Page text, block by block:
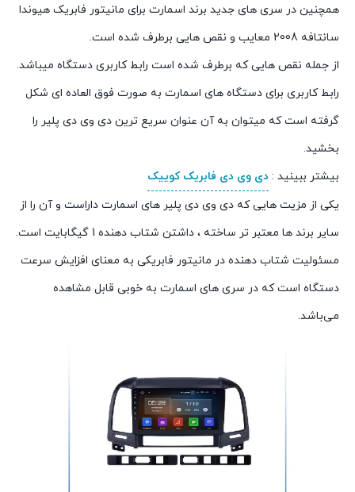
همچنین در سری های جدید برند اسمارت برای مانیتور فابریک هیوندا
سانتافه 2008 معایب و نقص هایی برطرف شده است.
از جمله نقص هایی که برطرف شده است رابط کاربری دستگاه میباشد.
رابط کاربری برای دستگاه های اسمارت به صورت فوق العاده ای شکل
گرفته است که میتوان به آن عنوان سریع ترین دی وی دی پلیر را
بخشید.
بیشتر ببینید : دی وی دی فابریک کوییک
یکی از مزیت هایی که دی وی دی پلیر های اسمارت داراست و آن را از
سایر برند ها معتبر تر ساخته ، داشتن شتاب دهنده 1 گیگابایت است.
مسئولیت شتاب دهنده در مانیتور فابریکی به معنای افزایش سرعت
دستگاه است که در سری های اسمارت به خوبی قابل مشاهده
می‌باشد.